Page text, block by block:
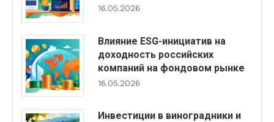
16.05.2026
Влияние ESG-инициатив на
доходность российских
компаний на фондовом рынке
16.05.2026
Инвестиции в виноградники и